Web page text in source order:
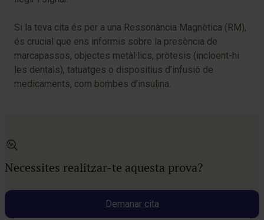
Si la teva cita és per a una Ressonància Magnètica (RM),
és crucial que ens informis sobre la presència de
marcapassos, objectes metàl·lics, pròtesis (incloent-hi
les dentals), tatuatges o dispositius d’infusió de
medicaments, com bombes d’insulina.
Necessites realitzar-te aquesta prova?
Demanar cita